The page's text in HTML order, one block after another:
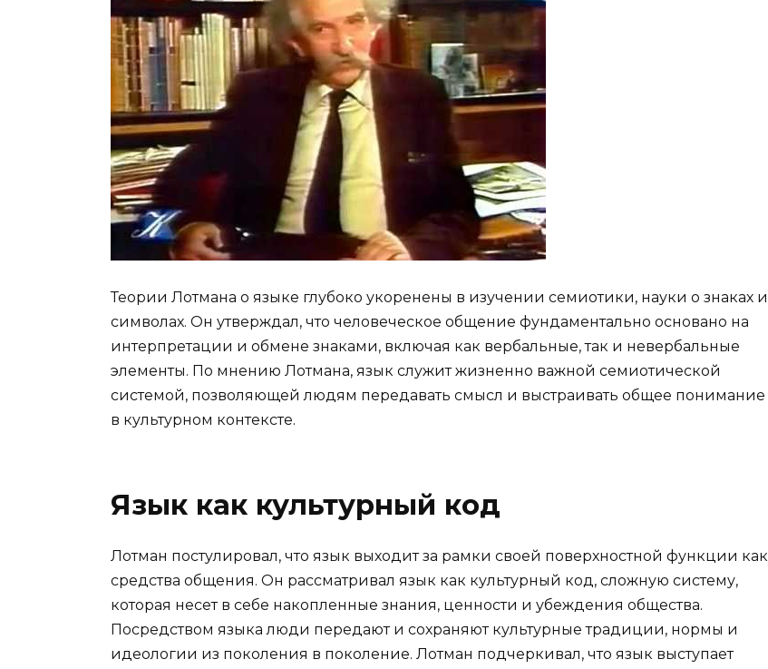
Теории Лотмана о языке глубоко укоренены в изучении семиотики, науки о знаках и
символах. Он утверждал, что человеческое общение фундаментально основано на
интерпретации и обмене знаками, включая как вербальные, так и невербальные
элементы. По мнению Лотмана, язык служит жизненно важной семиотической
системой, позволяющей людям передавать смысл и выстраивать общее понимание
в культурном контексте.
Язык как культурный код
Лотман постулировал, что язык выходит за рамки своей поверхностной функции как
средства общения. Он рассматривал язык как культурный код, сложную систему,
которая несет в себе накопленные знания, ценности и убеждения общества.
Посредством языка люди передают и сохраняют культурные традиции, нормы и
идеологии из поколения в поколение. Лотман подчеркивал, что язык выступает